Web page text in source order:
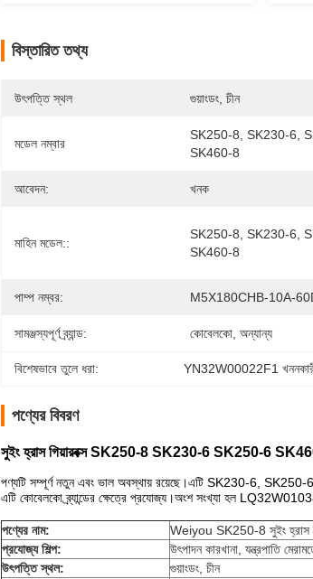
বিস্তারিত তথ্য
উৎপত্তি স্থল গুয়াংডং, চীন
মডেল নম্বার
SK250-8, SK230-6,
SK460-8
আবেদন: খনক
মাহিন মডেল::
SK250-8, SK230-6,
SK460-8
পাম্প নম্বর: M5X180CHB-10A-
সামঞ্জস্যপূর্ণ ব্র্যান্ড: কোবেলকো, অন্যান্য
বিশেষভাবে তুলে ধরা: YN32W00022F1 খননকারী
পণ্যের বিবরণ
সুইং হ্রাস গিয়ারবক্স SK250-8 SK230-6 SK250-6
পণ্যটি সম্পূর্ণ নতুন এবং ভাল অবস্থায় রয়েছে।এটি SK230-6, SK250-
এটি কোবেলকো ব্র্যান্ডের ক্ষেত্রে প্রযোজ্য।অংশ সংখ্যা হল
পণ্যের নাম:
Weiyou SK250-8 সুইং হ্রাস
প্রযোজ্য শিল্প:
উৎপাদন কারখানা, যন্ত্রপাতি
উৎপত্তি স্থল:
গুয়াংডং, চীন